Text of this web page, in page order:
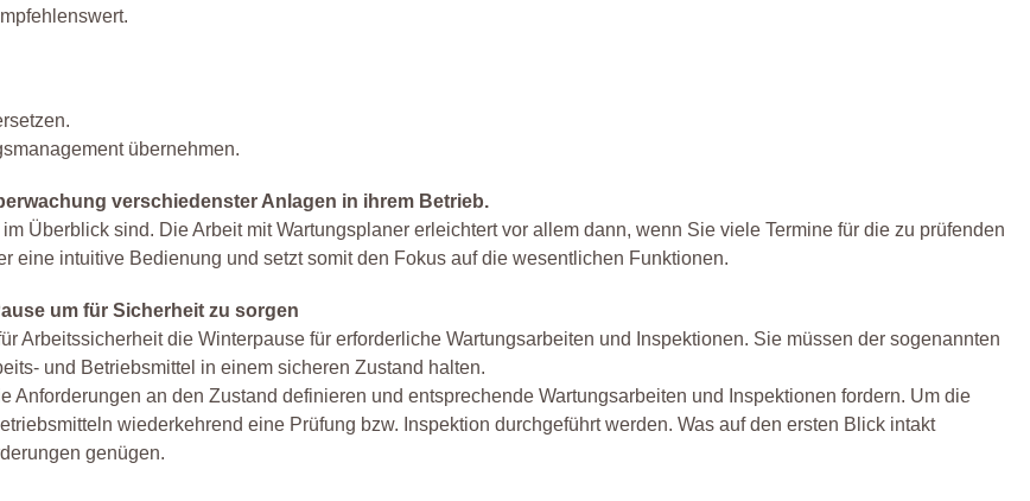
übernehmen.
verschiedenster Anlagen in ihrem Betrieb.
Überblick sind. Die Arbeit mit Wartungsplaner erleichtert vor allem dann, wenn Sie viele Termine für die zu prüfenden
eine intuitive Bedienung und setzt somit den Fokus auf die wesentlichen Funktionen.
um für Sicherheit zu sorgen
Arbeitssicherheit die Winterpause für erforderliche Wartungsarbeiten und Inspektionen. Sie müssen der sogenannten
und Betriebsmittel in einem sicheren Zustand halten.
Anforderungen an den Zustand definieren und entsprechende Wartungsarbeiten und Inspektionen fordern. Um die
wiederkehrend eine Prüfung bzw. Inspektion durchgeführt werden. Was auf den ersten Blick intakt
genügen.